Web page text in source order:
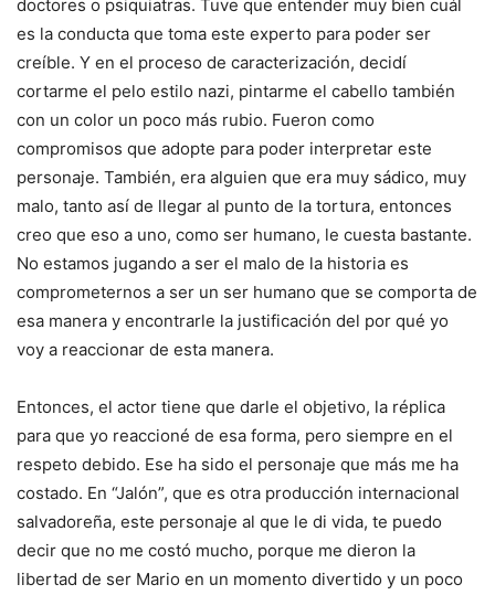
doctores o psiquiatras. Tuve que entender muy bien cuál
es la conducta que toma este experto para poder ser
creíble. Y en el proceso de caracterización, decidí
cortarme el pelo estilo nazi, pintarme el cabello también
con un color un poco más rubio. Fueron como
compromisos que adopte para poder interpretar este
personaje. También, era alguien que era muy sádico, muy
malo, tanto así de llegar al punto de la tortura, entonces
creo que eso a uno, como ser humano, le cuesta bastante.
No estamos jugando a ser el malo de la historia es
comprometernos a ser un ser humano que se comporta de
esa manera y encontrarle la justificación del por qué yo
voy a reaccionar de esta manera.
Entonces, el actor tiene que darle el objetivo, la réplica
para que yo reaccioné de esa forma, pero siempre en el
respeto debido. Ese ha sido el personaje que más me ha
costado. En “Jalón”, que es otra producción internacional
salvadoreña, este personaje al que le di vida, te puedo
decir que no me costó mucho, porque me dieron la
libertad de ser Mario en un momento divertido y un poco